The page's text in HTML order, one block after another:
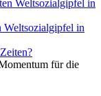
Weltsozialgipfel in
für die